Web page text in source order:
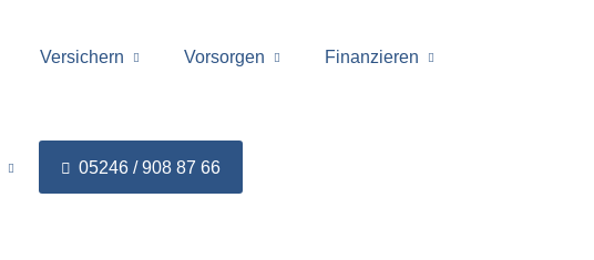
Versichern Vorsorgen Finanzieren
05246 / 908 87 66